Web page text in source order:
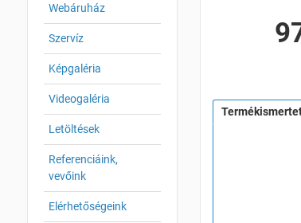
Webáruház
Szervíz
Képgaléria
Videogaléria
Letöltések
Referenciáink,
vevőink
Elérhetőségeink